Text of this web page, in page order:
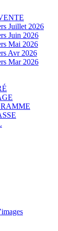
Juillet 2026
Juin 2026
Mai 2026
Avr 2026
Mar 2026